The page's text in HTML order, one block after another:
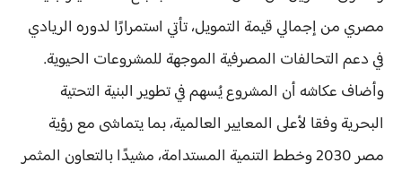
مصري من إجمالي قيمة التمويل، تأتي استمرارًا لدوره الريادي
في دعم التحالفات المصرفية الموجهة للمشروعات الحيوية.
وأضاف عكاشه أن المشروع يُسهم في تطوير البنية التحتية
البحرية وفقا لأعلى المعايير العالمية، بما يتماشى مع رؤية
مصر 2030 وخطط التنمية المستدامة، مشيدًا بالتعاون المثمر